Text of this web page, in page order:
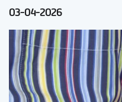
03-04-2026